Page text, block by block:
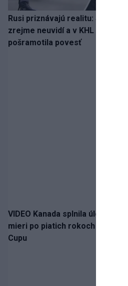
Rusi priznávajú realitu: Spartak
zrejme neuvidí a v KHL si už
pošramotila povesť
VIDEO Kanada splnila úlohu!
mieri po piatich rokoch do
Cupu